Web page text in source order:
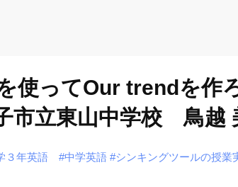
ってOur trendを作
市立東山中学校 鳥越
３年英語 #中学英語 #シンキングツールの授業